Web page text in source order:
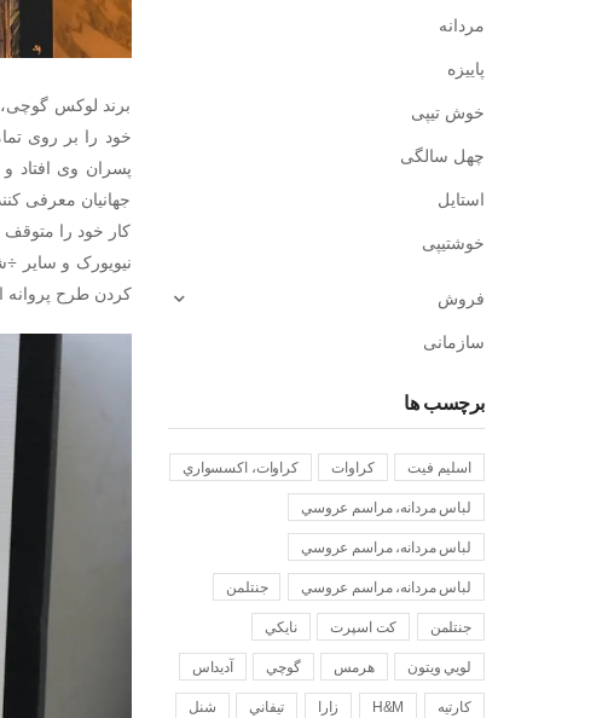
مردانه
پاییزه
خوش تیپی
چهل سالگی
استایل
خوشتیپی
فروش
سازمانی
برچسب ها
اسليم فيت کراوات کراوات، اکسسواري
لباس مردانه، مراسم عروسي
لباس مردانه، مراسم عروسي
لباس مردانه، مراسم عروسي جنتلمن
جنتلمن کت اسپرت نايکي
لويي ويتون هرمس گوچي آديداس
کارتيه H&M زارا تيفاني شنل
برند لوکس گوچی،
پسران وی افتاد
جهانیان معرفی
کار خود را
نیویورک و سایر
کردن طرح پروانه